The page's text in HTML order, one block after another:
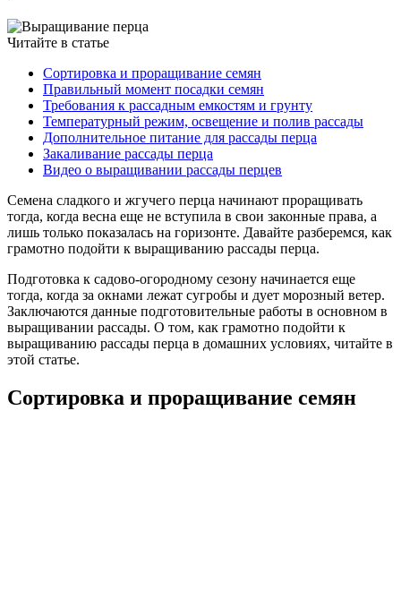
Читайте в статье
Сортировка и проращивание семян
Правильный момент посадки семян
Требования к рассадным емкостям и грунту
Температурный режим, освещение и полив рассады
Дополнительное питание для рассады перца
Закаливание рассады перца
Видео о выращивании рассады перцев
Семена сладкого и жгучего перца начинают проращивать
тогда, когда весна еще не вступила в свои законные права, а
лишь только показалась на горизонте. Давайте разберемся, как
грамотно подойти к выращиванию рассады перца.
Подготовка к садово-огородному сезону начинается еще
тогда, когда за окнами лежат сугробы и дует морозный ветер.
Заключаются данные подготовительные работы в основном в
выращивании рассады. О том, как грамотно подойти к
выращиванию рассады перца в домашних условиях, читайте в
этой статье.
Сортировка и проращивание семян